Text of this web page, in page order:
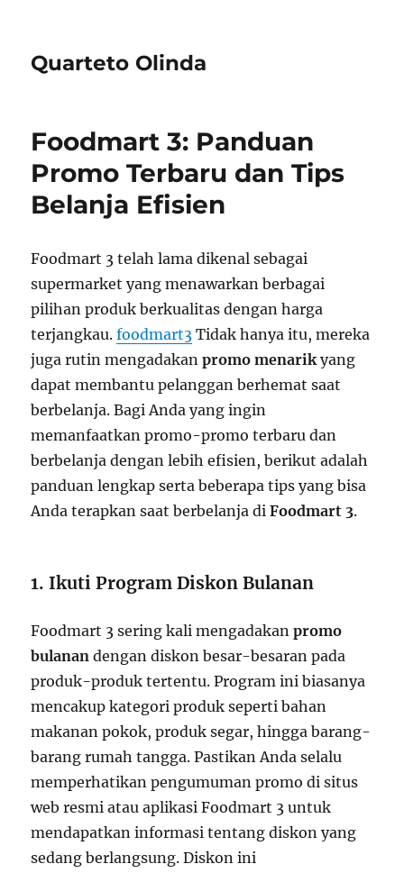
Quarteto Olinda
Foodmart 3: Panduan
Promo Terbaru dan Tips
Belanja Efisien
Foodmart 3 telah lama dikenal sebagai
supermarket yang menawarkan berbagai
pilihan produk berkualitas dengan harga
terjangkau.foodmart3 Tidak hanya itu, mereka
juga rutin mengadakanpromo menarikyang
dapat membantu pelanggan berhemat saat
berbelanja. Bagi Anda yang ingin
memanfaatkan promo-promo terbaru dan
berbelanja dengan lebih efisien, berikut adalah
panduan lengkap serta beberapa tips yang bisa
Anda terapkan saat berbelanja diFoodmart 3.
1. Ikuti Program Diskon Bulanan
Foodmart 3 sering kali mengadakanpromo
bulanan dengan diskon besar-besaran pada
produk-produk tertentu. Program ini biasanya
mencakup kategori produk seperti bahan
makanan pokok, produk segar, hingga barang-
barang rumah tangga. Pastikan Anda selalu
memperhatikan pengumuman promo di situs
web resmi atau aplikasi Foodmart 3 untuk
mendapatkan informasi tentang diskon yang
sedang berlangsung. Diskon ini